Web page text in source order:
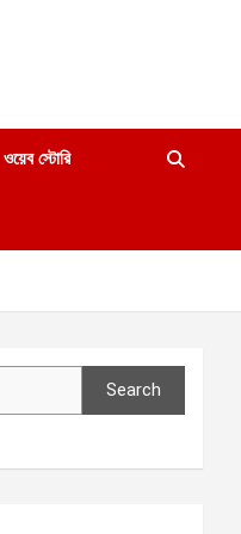
ওয়েব স্টোরি
Search